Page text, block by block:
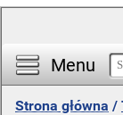
Menu
Strona główna /